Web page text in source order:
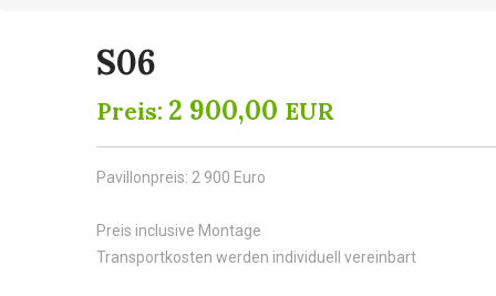
S06
Preis: 2 900,00 EUR
Pavillonpreis: 2 900 Euro
Preis inclusive Montage
Transportkosten werden individuell vereinbart